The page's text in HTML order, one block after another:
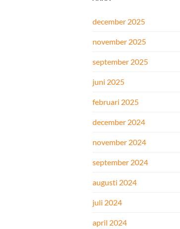
december 2025
november 2025
september 2025
juni 2025
februari 2025
december 2024
november 2024
september 2024
augusti 2024
juli 2024
april 2024